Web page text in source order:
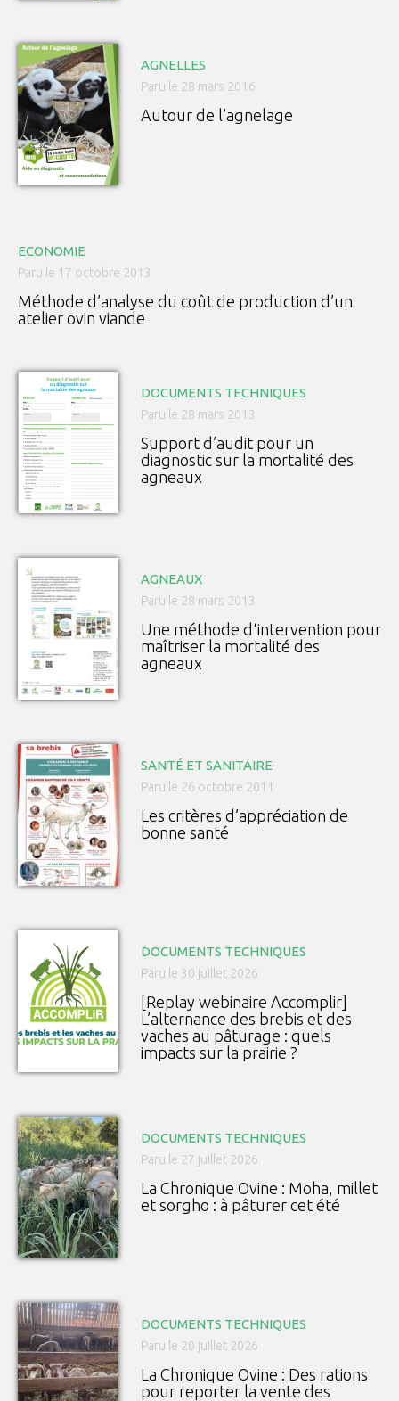
AGNELLES
Paru le 28 mars 2016
Autour de l’agnelage
ECONOMIE
Paru le 17 octobre 2013
Méthode d’analyse du coût de production d’un
atelier ovin viande
DOCUMENTS TECHNIQUES
Paru le 28 mars 2013
Support d’audit pour un
diagnostic sur la mortalité des
agneaux
AGNEAUX
Paru le 28 mars 2013
Une méthode d‘intervention pour
maîtriser la mortalité des
agneaux
SANTÉ ET SANITAIRE
Paru le 26 octobre 2011
Les critères d’appréciation de
bonne santé
DOCUMENTS TECHNIQUES
Paru le 30 juillet 2026
[Replay webinaire Accomplir]
L’alternance des brebis et des
vaches au pâturage : quels
impacts sur la prairie ?
DOCUMENTS TECHNIQUES
Paru le 27 juillet 2026
La Chronique Ovine : Moha, millet
et sorgho : à pâturer cet été
DOCUMENTS TECHNIQUES
Paru le 20 juillet 2026
La Chronique Ovine : Des rations
pour reporter la vente des